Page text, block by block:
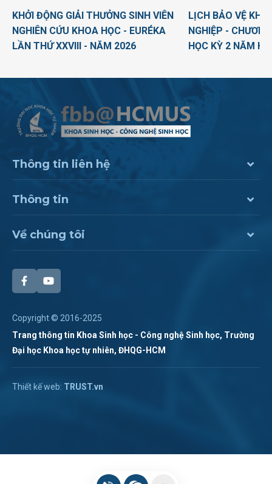
KHỞI ĐỘNG GIẢI THƯỞNG SINH VIÊN
NGHIÊN CỨU KHOA HỌC - EURÉKA
LẦN THỨ XXVIII - NĂM 2026
LỊCH BẢO VỆ
NGHIỆP -
HỌC KỲ 2 NĂM
Thông tin liên hệ
Thông tin
Về chúng tôi
Copyright © 2016-2025
Trang thông tin Khoa Sinh học - Công nghệ Sinh học, Trường
Đại học Khoa học tự nhiên, ĐHQG-HCM
Thiết kế web: TRUST.vnHotline:
Chat Zalo